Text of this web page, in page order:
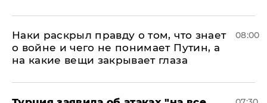
Наки раскрыл правду о том, что знает
о войне и чего не понимает Путин, а
на какие вещи закрывает глаза
08:00